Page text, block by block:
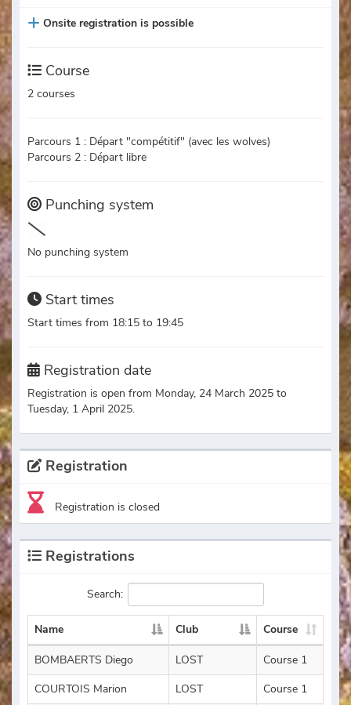
Onsite registration is possible
Course
2 courses
Parcours 1 : Départ "compétitif" (avec les wolves)
Parcours 2 : Départ libre
Punching system
No punching system
Start times
Start times from 18:15 to 19:45
Registration date
Registration is open from Monday, 24 March 2025 to
Tuesday, 1 April 2025.
Registration
Registration is closed
Registrations
Search:
Name Club Course
BOMBAERTS Diego LOST
Course 1
COURTOIS Marion
LOST
Course 1